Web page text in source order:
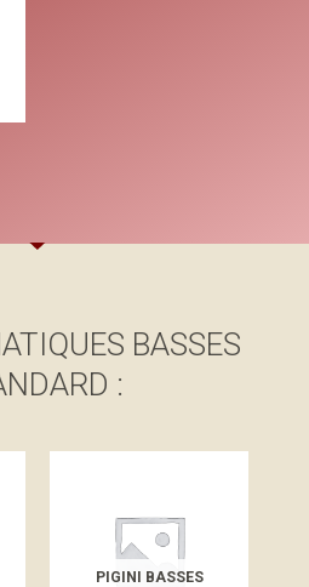
BASSES
:
PIGINI BASSES